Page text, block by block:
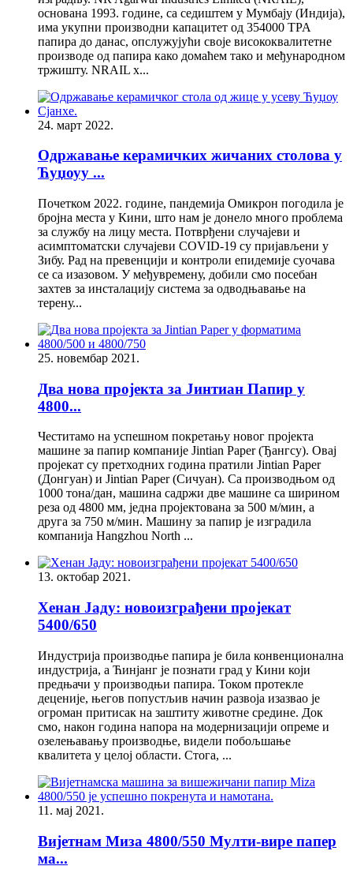
основана 1993. године, са седиштем у Мумбају (Индија),
има укупни производни капацитет од 354000 TPA
папира до данас, опслужујући своје висококвалитетне
производе од папира како домаћем тако и међународном
тржишту. NRAIL х...
24. март 2022.
Одржавање керамичких жичаних столова у
Ћуџоуу ...
Почетком 2022. године, пандемија Омикрон погодила је
бројна места у Кини, што нам је донело много проблема
за службу на лицу места. Потврђени случајеви и
асимптоматски случајеви COVID-19 су пријављени у
Зибу. Рад на превенцији и контроли епидемије суочава
се са изазовом. У међувремену, добили смо посебан
захтев за инсталацију система за одводњавање на
терену...
25. новембар 2021.
Два нова пројекта за Јинтиан Папир у
4800...
Честитамо на успешном покретању новог пројекта
машине за папир компаније Jintian Paper (Ђангсу). Овај
пројекат су претходних година пратили Jintian Paper
(Донгуан) и Jintian Paper (Сичуан). Са производњом од
1000 тона/дан, машина садржи две машине са ширином
реза од 4800 мм, једна пројектована за 500 м/мин, а
друга за 750 м/мин. Машину за папир је изградила
компанија Hangzhou North ...
13. октобар 2021.
Хенан Јаду: новоизграђени пројекат
5400/650
Индустрија производње папира је била конвенционална
индустрија, а Ћинјанг је познати град у Кини који
предњачи у производњи папира. Током протекле
деценије, његов попустљив начин развоја изазвао је
огроман притисак на заштиту животне средине. Док
смо, након година напора на модернизацији опреме и
озелењавању производње, видели побољшање
квалитета у целој области. Стога, ...
11. мај 2021.
Вијетнам Миза 4800/550 Мулти-вире папер
ма...